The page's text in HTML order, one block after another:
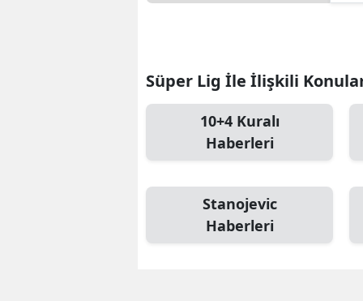
Süper Lig İle İlişkili
10+4 Kuralı
Haberleri
Stanojevic
Haberleri